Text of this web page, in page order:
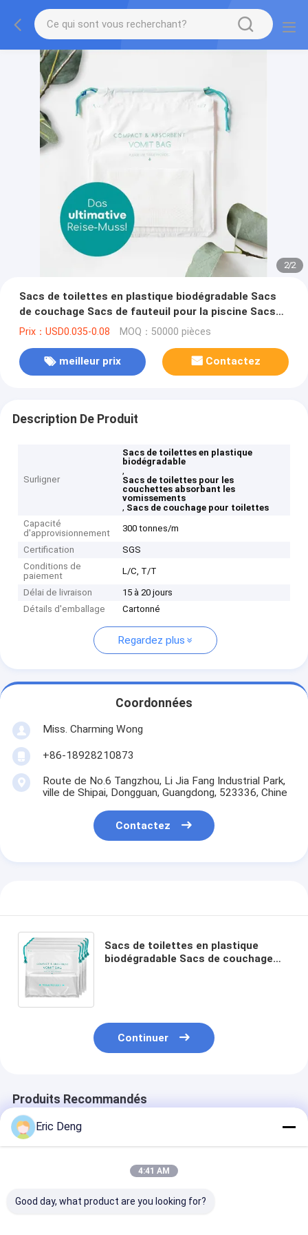
2/2
Sacs de toilettes en plastique biodégradable Sacs
de couchage Sacs de fauteuil pour la piscine Sacs
de déchets absorbant le vomissement Sacs de
Prix：USD0.035-0.08 MOQ：50000 pièces
meilleur prix Contactez
Description De Produit
Surligner
Sacs de toilettes en plastique
biodégradable
,
Sacs de toilettes pour les
couchettes absorbant les
vomissements
, Sacs de couchage pour toilettes
Capacité
d'approvisionnement
300 tonnes/m
Certification
SGS
Conditions de
paiement
L/C, T/T
Délai de livraison
15 à 20 jours
Détails d'emballage
Cartonné
Regardez plus
Coordonnées
Miss. Charming Wong
+86-18928210873
Route de No.6 Tangzhou, Li Jia Fang Industrial Park,
ville de Shipai, Dongguan, Guangdong, 523336, Chine
Contactez
Sacs de toilettes en plastique
biodégradable Sacs de couchage
Continuer
Produits Recommandés
Eric Deng
4:41 AM
Good day, what product are you looking for?